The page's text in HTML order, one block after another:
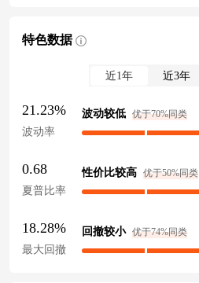
特色数据
近1年 近3年
21.23%
波动率
波动较低 优于70%同类
0.68
夏普比率
性价比较高 优于50%同类
18.28%
最大回撤
回撤较小 优于74%同类